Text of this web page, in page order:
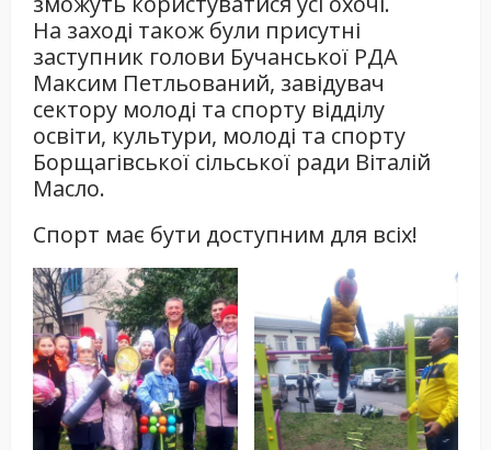
На заході також були присутні
заступник голови Бучанської РДА
Максим Петльований, завідувач
сектору молоді та спорту відділу
освіти, культури, молоді та спорту
Борщагівської сільської ради Віталій
Масло.
Спорт має бути доступним для всіх!